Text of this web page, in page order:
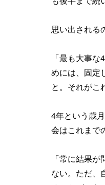
思い出される
「最も大事
めには、固定
と。それがこ
4年という歳
会はこれまで
「常に結果
ない。ただ、